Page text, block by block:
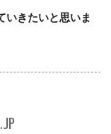
いきたいと思いま